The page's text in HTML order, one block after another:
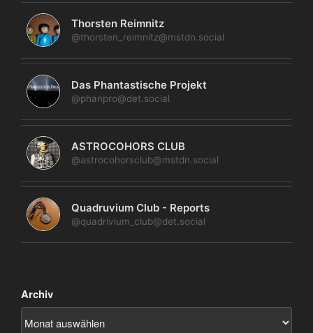
Thorsten Reimnitz
@thorsten_reimnitz@mstdn.social
Das Phantastische Projekt
@phanpro@det.social
ASTROCOHORS CLUB
@astrocohorsclub@mstdn.social
Quadruvium Club - Reports
@quadrivium_club@det.social
Archiv